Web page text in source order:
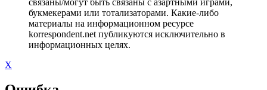
букмекерами или тотализаторами. Какие-либо
материалы на информационном ресурсе
korrespondent.net публикуются исключительно в
информационных целях.
X